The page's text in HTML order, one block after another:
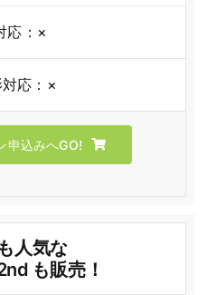
応：×
応：×
申込みへGO!
人気な
も販売！